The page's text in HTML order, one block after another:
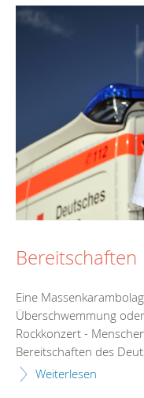
Bereitschaften
Eine
Überschwemmung
Rockkonzert -
Bereitschaften des
Weiterlesen